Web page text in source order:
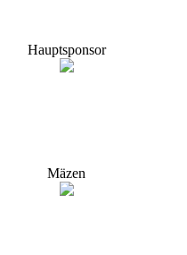
Hauptsponsor
Mäzen